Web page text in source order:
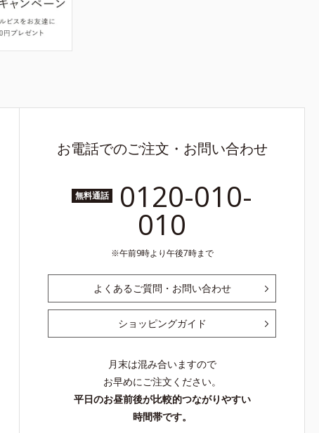
お電話でのご注文・お問い合わせ
無料通話 0120-010-
010
午前9時より午後7時まで
よくあるご質問・お問い合わせ
ショッピングガイド
月末は混み合いますので
お早めにご注文ください。
平日のお昼前後が比較的つながりやすい
時間帯です。